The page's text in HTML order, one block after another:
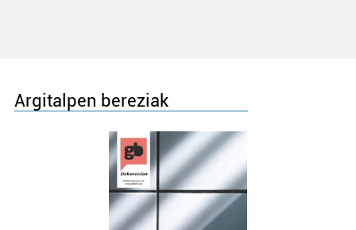
Argitalpen bereziak